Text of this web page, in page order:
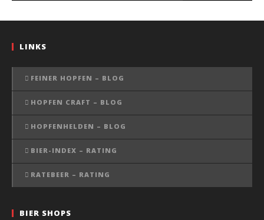
LINKS
FEINER HOPFEN – BLOG
HOPFEN CRAFT – BLOG
HOPFENHELDEN – BLOG
BIER-INDEX – RATING
RATEBEER – RATING
BIER SHOPS